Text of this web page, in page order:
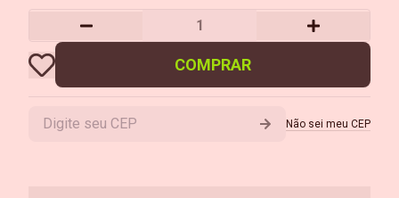
COMPRAR
Não sei meu CEP